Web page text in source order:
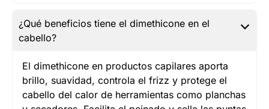
¿Qué beneficios tiene el dimethicone en el
cabello?
El dimethicone en productos capilares aporta
brillo, suavidad, controla el frizz y protege el
cabello del calor de herramientas como planchas